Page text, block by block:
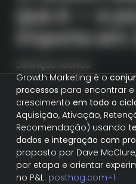
que é — e
importa em
Definição técnica
Growth Marketing é o
processos para encontrar
crescimento em todo o
Aquisição, Ativação,
Recomendação) usando
dados e integração com
proposto por Dave
por etapa e orientar
no P&L. posthog.com+1